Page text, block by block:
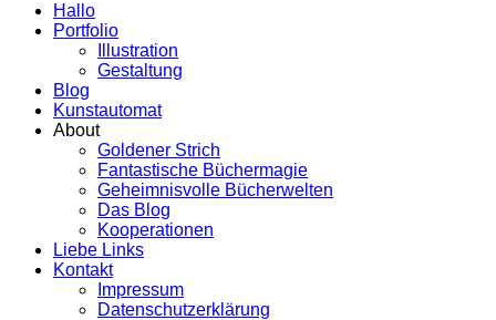
Hallo
Portfolio
Illustration
Gestaltung
Blog
Kunstautomat
About
Goldener Strich
Fantastische Büchermagie
Geheimnisvolle Bücherwelten
Das Blog
Kooperationen
Liebe Links
Kontakt
Impressum
Datenschutzerklärung